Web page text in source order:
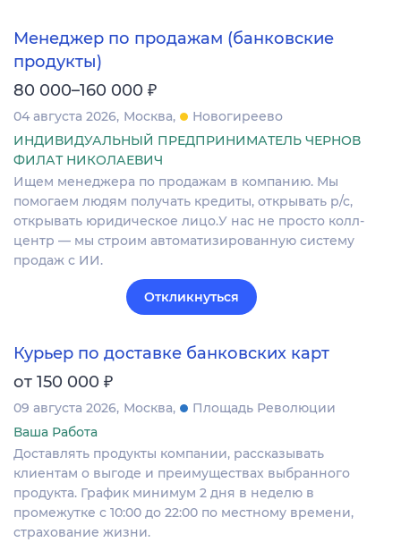
Менеджер по продажам (банковские
продукты)
80 000–160 000 ₽
04 августа 2026 Москва
Новогиреево
ИНДИВИДУАЛЬНЫЙ ПРЕДПРИНИМАТЕЛЬ ЧЕРНОВ
ФИЛАТ НИКОЛАЕВИЧ
Ищем менеджера по продажам в компанию. Мы
помогаем людям получать кредиты, открывать р/с,
открывать юридическое лицо.У нас не просто колл-
центр — мы строим автоматизированную систему
продаж с ИИ.
Откликнуться
Курьер по доставке банковских карт
от 150 000 ₽
09 августа 2026 Москва
Площадь Революции
Ваша Работа
Доставлять продукты компании, рассказывать
клиентам о выгоде и преимуществах выбранного
продукта. График минимум 2 дня в неделю в
промежутке с 10:00 до 22:00 по местному времени,
страхование жизни.